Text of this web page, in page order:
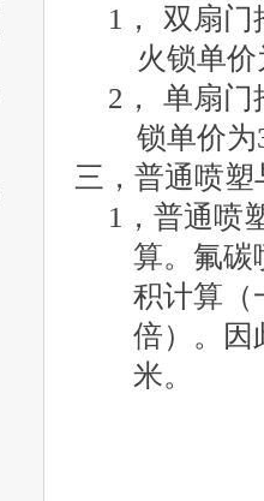
1，
双扇门
火锁单价
2，
单扇门
锁单价为
三， 普通喷塑
1 ，普通喷
算。氟碳
积计算（
倍）。因
米。